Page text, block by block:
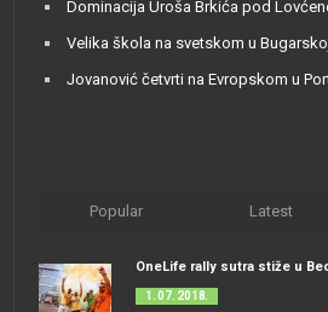
Dominacija Uroša Brkića pod
Velika škola na svetskom u
Jovanović četvrti na Evropskom u
Popular Latest
OneLife rally sutra stiže u
1. 07. 2018.